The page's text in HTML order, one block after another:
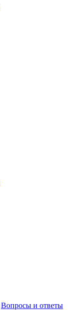
Вопросы и ответы